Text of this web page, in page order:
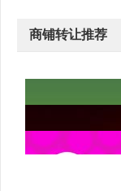
商铺转让推荐